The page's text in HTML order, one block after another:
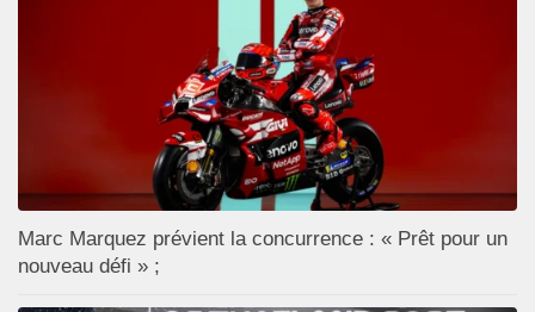
Marc Marquez prévient la concurrence : « Prêt pour un
nouveau défi » ;